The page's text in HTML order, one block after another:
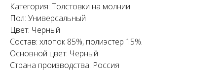
Категория: Толстовки на молнии
Пол: Универсальный
Цвет: Черный
Состав: хлопок 85%, полиэстер 15%.
Основной цвет: Черный
Страна производства: Россия